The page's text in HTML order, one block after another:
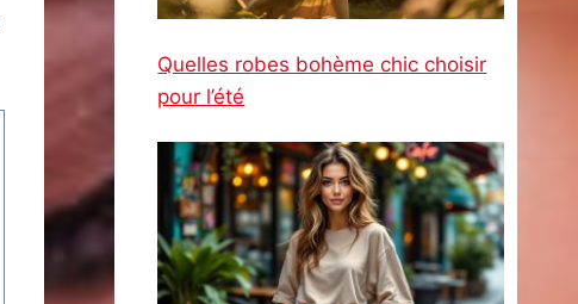
Quelles robes bohème chic choisir
pour l’été